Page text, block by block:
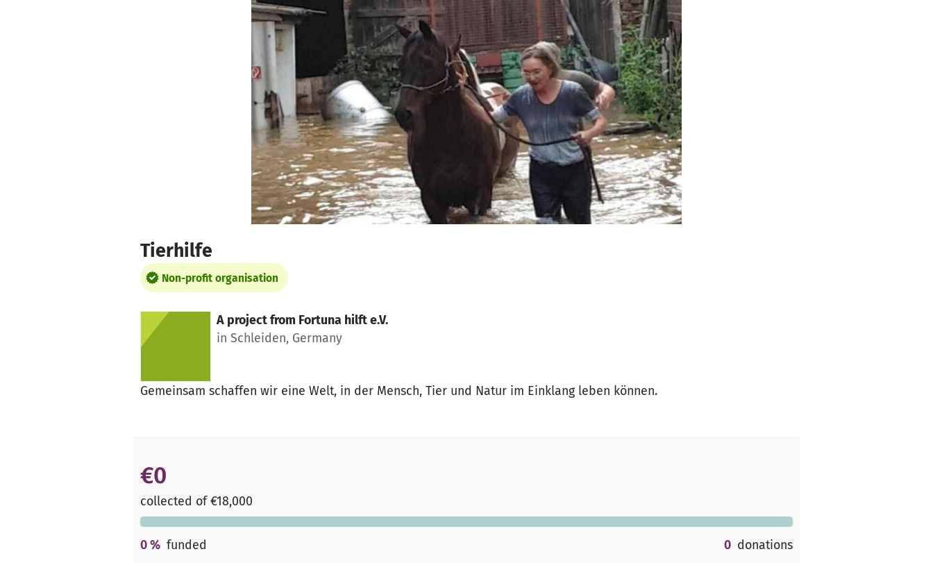
Tierhilfe
Non-profit organisation
A project from Fortuna hilft e.V.
in Schleiden, Germany
Gemeinsam schaffen wir eine Welt, in der Mensch, Tier und Natur im Einklang leben können.
€0
collected of €18,000
0% funded 0 donations